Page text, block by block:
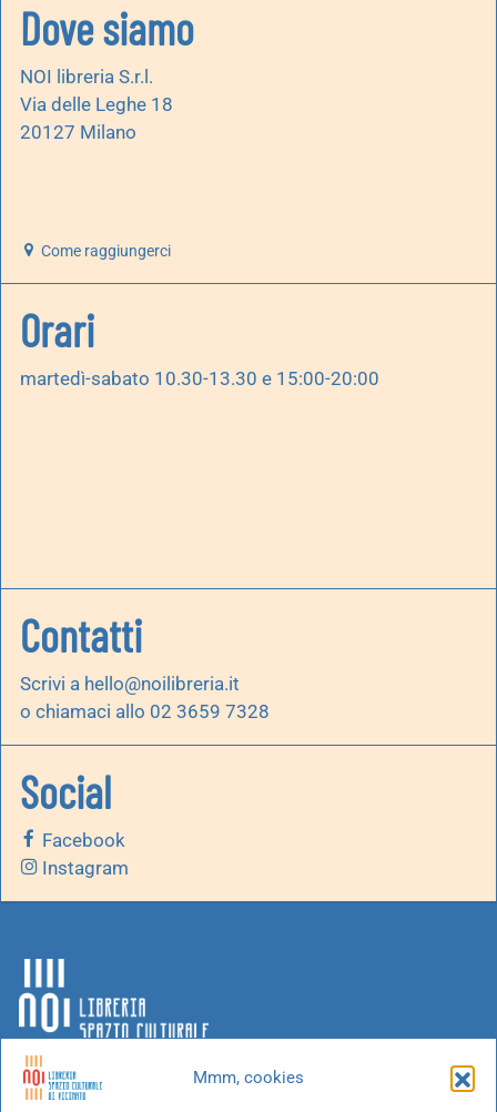
Mmm, cookies
Dove siamo
NOI libreria S.r.l.
Via delle Leghe 18
20127 Milano
Come raggiungerci
Orari
martedì-sabato 10.30-13.30 e 15:00-20:00
Contatti
Scrivi a hello@noilibreria.it
o chiamaci allo 02 3659 7328
Social
Facebook
Instagram